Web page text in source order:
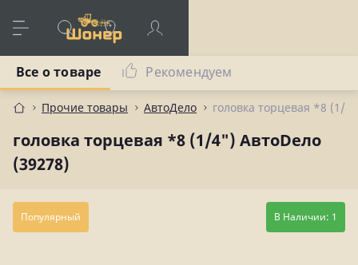
Прочие товары АвтоДело головка торцевая *8 (1/
головка торцевая *8 (1/4") АвтоDело
(39278)
Все о товаре Рекомендуем
Популярный В Наличии: 1